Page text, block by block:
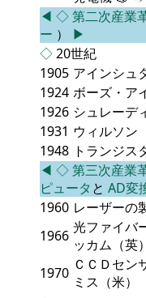
◀ ◇第二次産業
ー ） ▶
◇20世紀
1905 アインシュ
1924 ボーズ・ア
1926 シュレーデ
1931 ウィルソン
1948 トランジス
◀ ◇第三次産業
ピュータ と AD変
1960 レーザーの
1966 光ファイバ
ッカム（英）
1970 ＣＣＤセン
ミス（米）